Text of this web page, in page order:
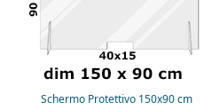
Schermo Protettivo 150x90 cm